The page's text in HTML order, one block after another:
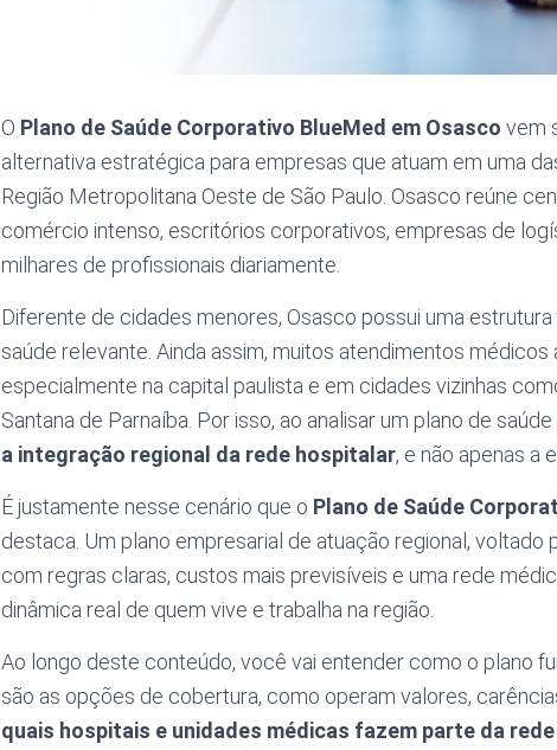
O Plano de Saúde Corporativo BlueMed em Osasco vem
alternativa estratégica para empresas que atuam em uma
Região Metropolitana Oeste de São Paulo. Osasco reúne
comércio intenso, escritórios corporativos, empresas de
milhares de profissionais diariamente.
Diferente de cidades menores, Osasco possui uma
saúde relevante. Ainda assim, muitos atendimentos
especialmente na capital paulista e em cidades vizinhas
Santana de Parnaíba. Por isso, ao analisar um plano de
a integração regional da rede hospitalar, e não apenas a
É justamente nesse cenário que o Plano de Saúde
destaca. Um plano empresarial de atuação regional, voltado
com regras claras, custos mais previsíveis e uma rede
dinâmica real de quem vive e trabalha na região.
Ao longo deste conteúdo, você vai entender como o plano
são as opções de cobertura, como operam valores,
quais hospitais e unidades médicas fazem parte da